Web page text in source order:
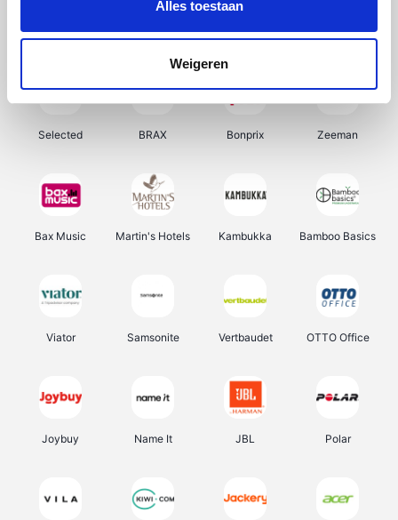
Alles toestaan
Weigeren
Samsung My Jewellery Delonghi Tennis Point
Selected BRAX Bonprix Zeeman
Bax Music Martin's Hotels Kambukka Bamboo Basics
Viator Samsonite Vertbaudet OTTO Office
Joybuy Name It JBL Polar